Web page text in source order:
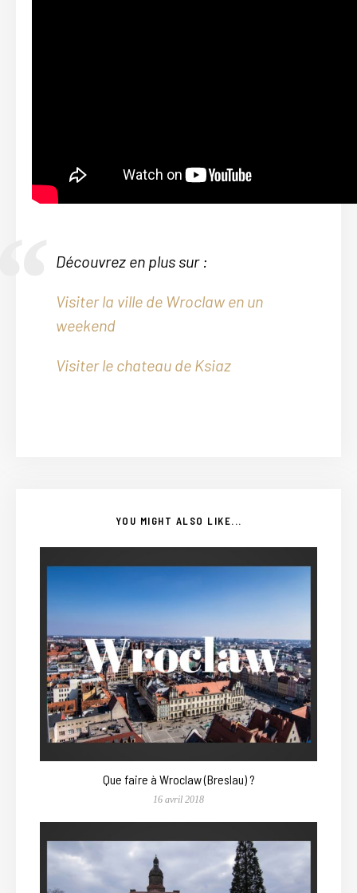
Découvrez en plus sur :
Visiter la ville de Wroclaw en un
weekend
Visiter le chateau de Ksiaz
YOU MIGHT ALSO LIKE...
Que faire à Wroclaw (Breslau) ?
16 avril 2018